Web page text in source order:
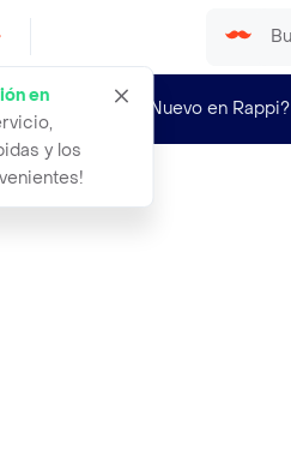
en
y los
¿Nuevo en Rappi?
teen ni